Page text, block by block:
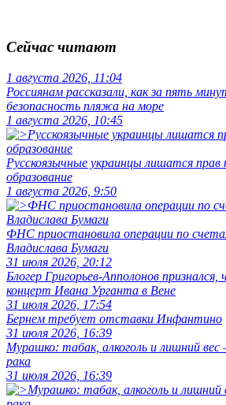
Сейчас читают
1 августа 2026, 11:04
Россиянам рассказали, как за пять
безопасность пляжа на море
1 августа 2026, 10:45
Русскоязычные украинцы лишатся прав
образование
1 августа 2026, 9:50
ФНС приостановила операции по
Владислава Бумаги
31 июля 2026, 20:12
Блогер Григорьев-Апполонов
концерт Ивана Урганта в Вене
31 июля 2026, 17:54
Бернем требует отставки Инфантино
31 июля 2026, 16:39
Мурашко: табак, алкоголь и лишний
рака
31 июля 2026, 16:39